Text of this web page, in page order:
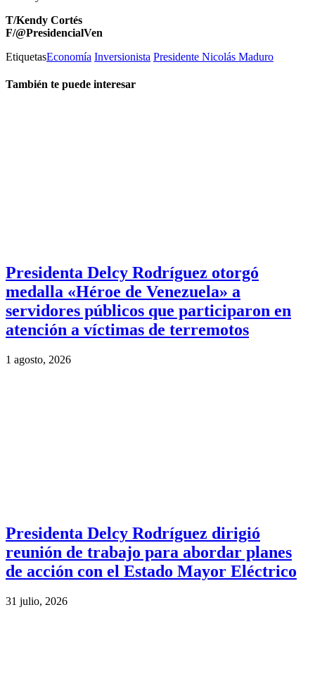
T/Kendy Cortés
F/@PresidencialVen
EtiquetasEconomía Inversionista Presidente Nicolás Maduro
También te puede interesar
Presidenta Delcy Rodríguez otorgó
medalla «Héroe de Venezuela» a
servidores públicos que participaron en
atención a víctimas de terremotos
1 agosto, 2026
Presidenta Delcy Rodríguez dirigió
reunión de trabajo para abordar planes
de acción con el Estado Mayor Eléctrico
31 julio, 2026